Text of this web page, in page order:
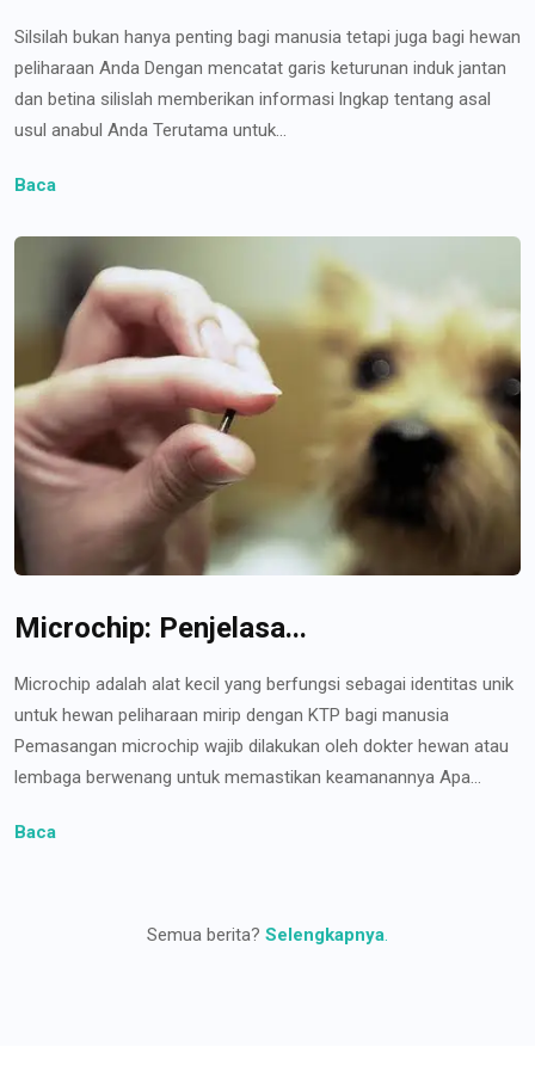
Silsilah bukan hanya penting bagi manusia tetapi juga bagi hewan
peliharaan Anda Dengan mencatat garis keturunan induk jantan
dan betina silislah memberikan informasi lngkap tentang asal
usul anabul Anda Terutama untuk...
Baca
Microchip: Penjelasa...
Microchip adalah alat kecil yang berfungsi sebagai identitas unik
untuk hewan peliharaan mirip dengan KTP bagi manusia
Pemasangan microchip wajib dilakukan oleh dokter hewan atau
lembaga berwenang untuk memastikan keamanannya Apa...
Baca
Semua berita? Selengkapnya